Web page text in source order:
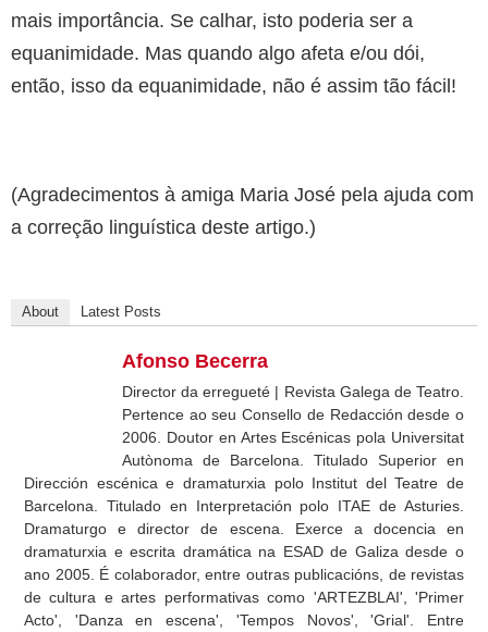
mais importância. Se calhar, isto poderia ser a
equanimidade. Mas quando algo afeta e/ou dói,
então, isso da equanimidade, não é assim tão fácil!
(Agradecimentos à amiga Maria José pela ajuda com
a correção linguística deste artigo.)
About Latest Posts
Afonso Becerra
Director da erregueté | Revista Galega de Teatro.
Pertence ao seu Consello de Redacción desde o
2006. Doutor en Artes Escénicas pola Universitat
Autònoma de Barcelona. Titulado Superior en
Dirección escénica e dramaturxia polo Institut del Teatre de
Barcelona. Titulado en Interpretación polo ITAE de Asturies.
Dramaturgo e director de escena. Exerce a docencia en
dramaturxia e escrita dramática na ESAD de Galiza desde o
ano 2005. É colaborador, entre outras publicacións, de revistas
de cultura e artes performativas como 'ARTEZBLAI', 'Primer
Acto', 'Danza en escena', 'Tempos Novos', 'Grial'. Entre